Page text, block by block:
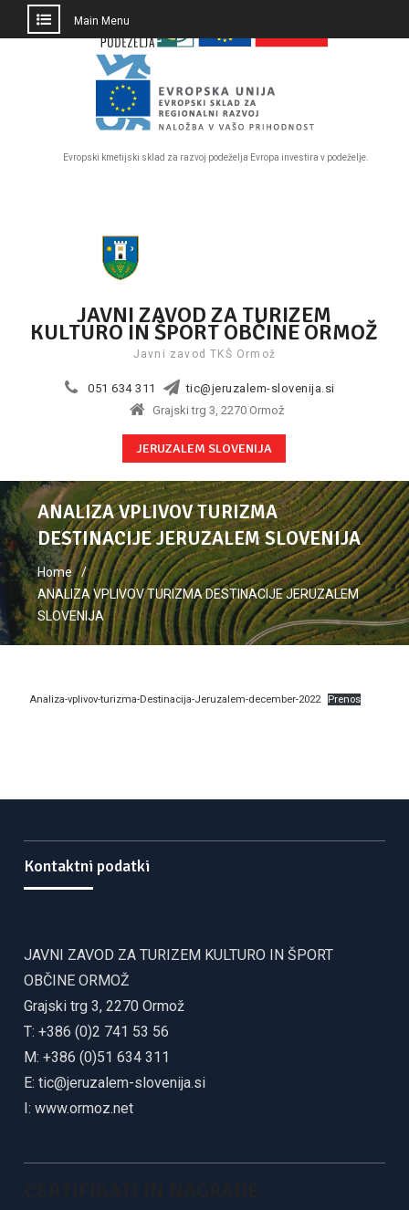
PRESKOČI
Evropski kmetijski sklad za razvoj podeželja Evropa investira v podeželje.
Main Menu
JAVNI ZAVOD ZA TURIZEM
KULTURO IN ŠPORT OBČINE ORMOŽ
Javni zavod TKŠ Ormož
051 634 311
tic@jeruzalem-slovenija.si
Grajski trg 3, 2270 Ormož
JERUZALEM SLOVENIJA
ANALIZA VPLIVOV TURIZMA
DESTINACIJE JERUZALEM SLOVENIJA
Home
ANALIZA VPLIVOV TURIZMA DESTINACIJE JERUZALEM
SLOVENIJA
Analiza-vplivov-turizma-Destinacija-Jeruzalem-december-2022 Prenos
Kontaktni podatki
JAVNI ZAVOD ZA TURIZEM KULTURO IN ŠPORT
OBČINE ORMOŽ
Grajski trg 3, 2270 Ormož
T: +386 (0)2 741 53 56
M: +386 (0)51 634 311
E:tic@jeruzalem-slovenija.si
I:www.ormoz.net